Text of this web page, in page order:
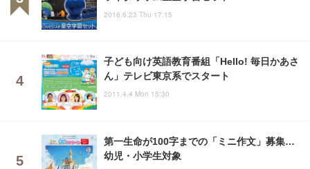
2016.6.23 Thu 17:15
子ども向け英語教育番組「Hello! 毎日かあさ
ん」テレビ東京系でスタート
2011.4.4 Mon 15:30
第一生命が100字までの「ミニ作文」募集…
幼児・小学生対象